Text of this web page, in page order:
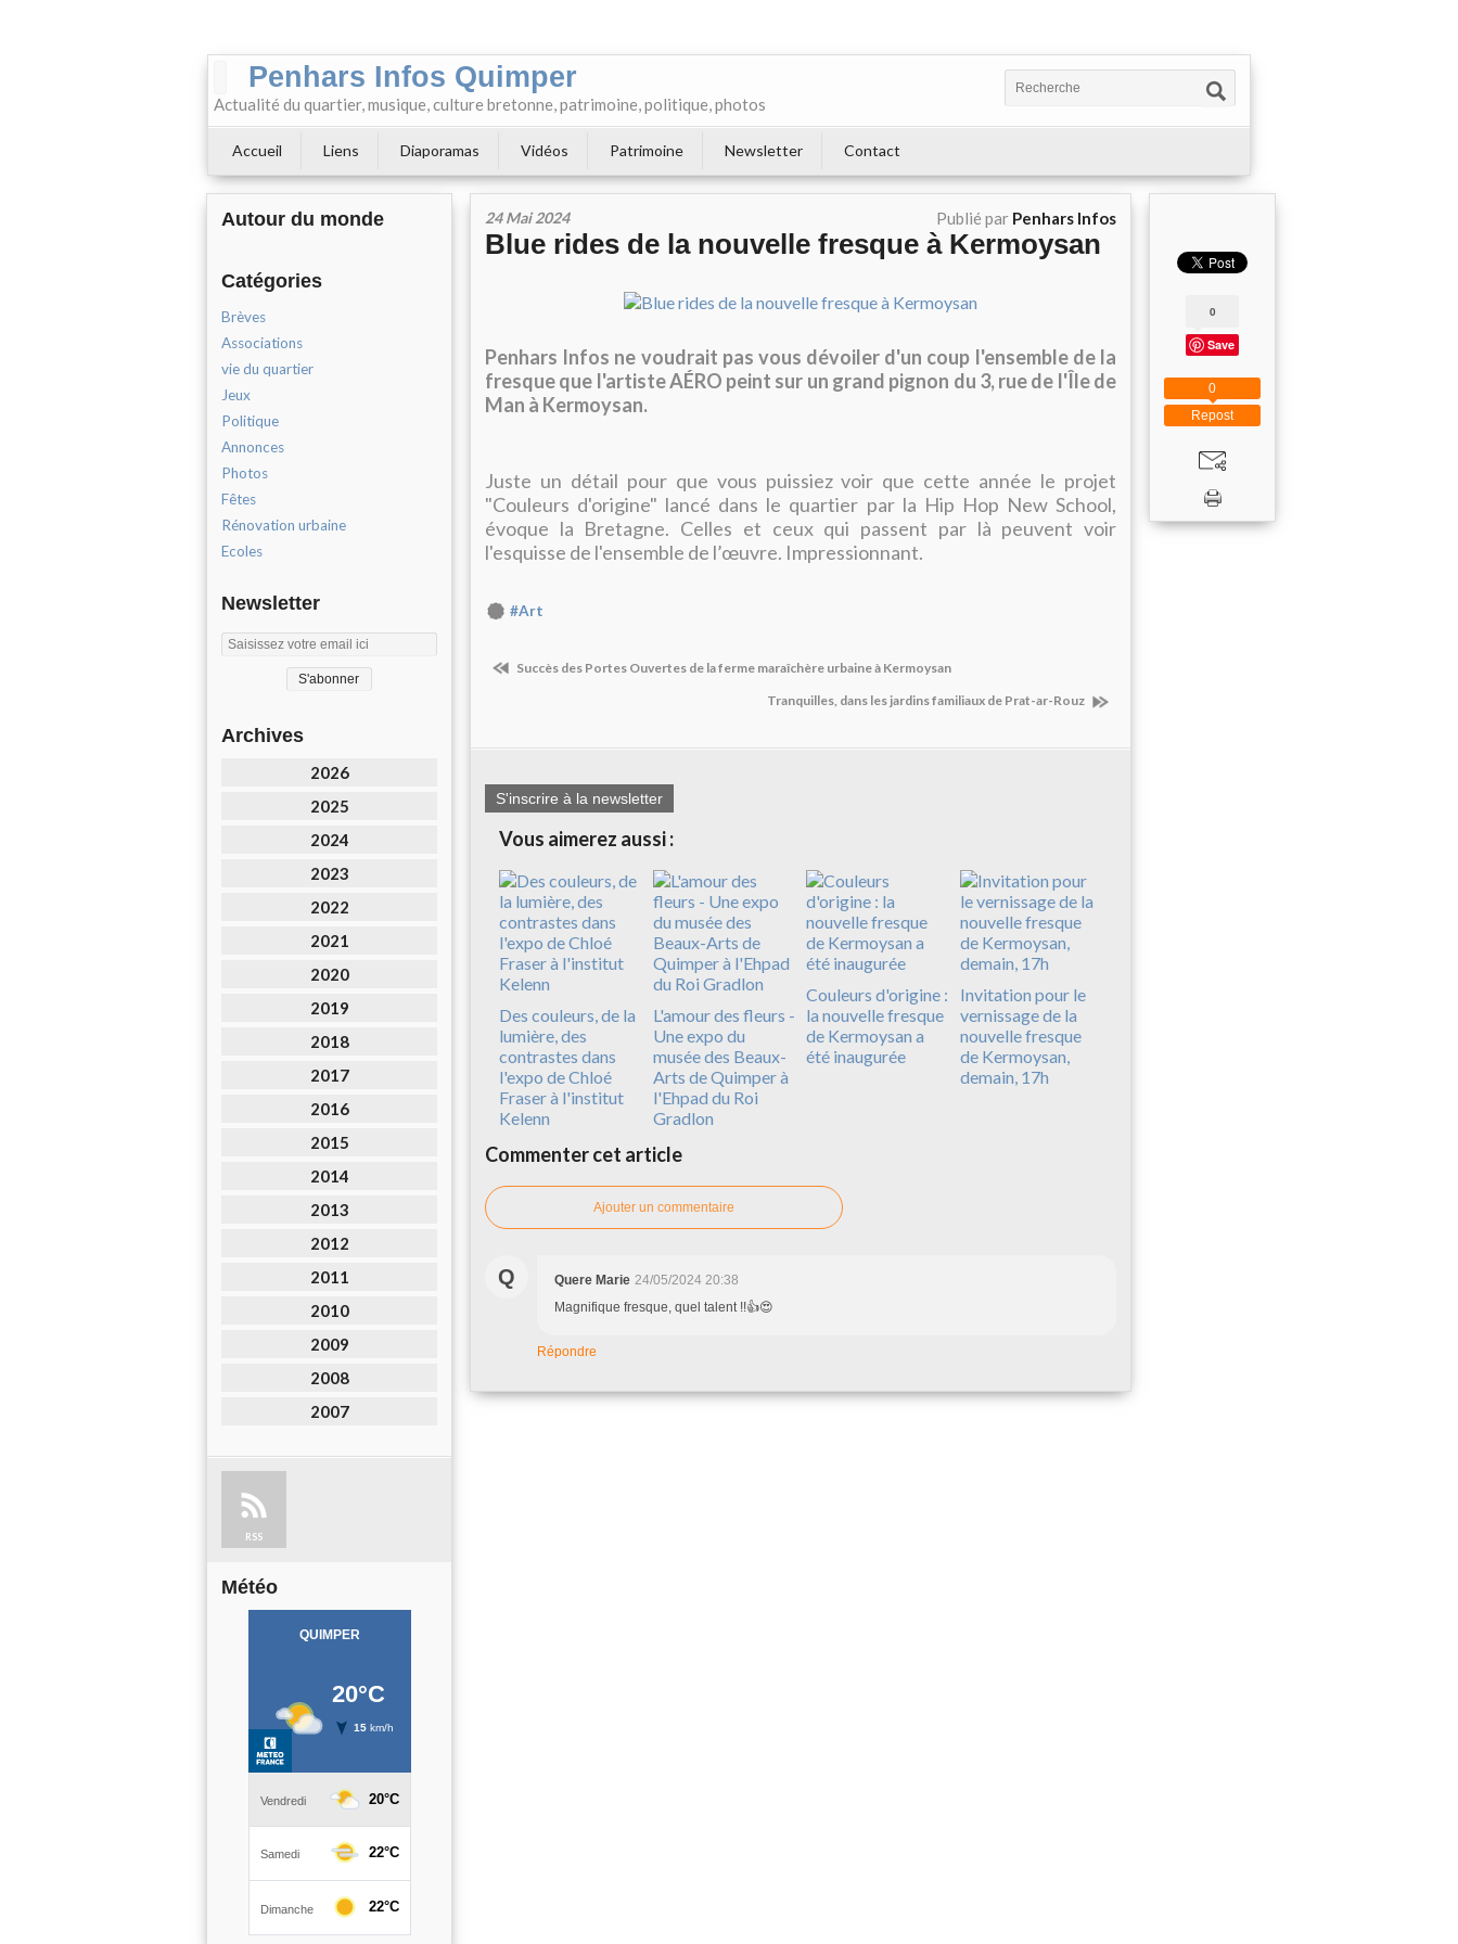
Penhars Infos Quimper
Actualité du quartier, musique, culture bretonne, patrimoine, politique, photos
Accueil Liens Diaporamas Vidéos Patrimoine Newsletter Contact
Autour du monde
Catégories
Brèves
Associations
vie du quartier
Jeux
Politique
Annonces
Photos
Fêtes
Rénovation urbaine
Ecoles
Newsletter
Archives
2026
2025
2024
2023
2022
2021
2020
2019
2018
2017
2016
2015
2014
2013
2012
2011
2010
2009
2008
2007
RSS
Météo
24 Mai 2024 Publié par Penhars Infos
Blue rides de la nouvelle fresque à Kermoysan
Penhars Infos ne voudrait pas vous dévoiler d'un coup l'ensemble de la
fresque que l'artiste AÉRO peint sur un grand pignon du 3, rue de l'Île de
Man à Kermoysan.
Juste un détail pour que vous puissiez voir que cette année le projet
"Couleurs d'origine" lancé dans le quartier par la Hip Hop New School,
évoque la Bretagne. Celles et ceux qui passent par là peuvent voir
l'esquisse de l'ensemble de l’œuvre. Impressionnant.
#Art
Succès des Portes Ouvertes de la ferme maraîchère urbaine à Kermoysan
Tranquilles, dans les jardins familiaux de Prat-ar-Rouz
S'inscrire à la newsletter
Vous aimerez aussi :
Des couleurs, de la
lumière, des
contrastes dans
l'expo de Chloé
Fraser à l'institut
Kelenn
L'amour des fleurs -
Une expo du
musée des Beaux-
Arts de Quimper à
l'Ehpad du Roi
Gradlon
Couleurs d'origine :
la nouvelle fresque
de Kermoysan a
été inaugurée
Invitation pour le
vernissage de la
nouvelle fresque
de Kermoysan,
demain, 17h
Commenter cet article
Ajouter un commentaire
Q Quere Marie 24/05/2024 20:38
Magnifique fresque, quel talent !!👍😍
Répondre
0
Save
Repost
0